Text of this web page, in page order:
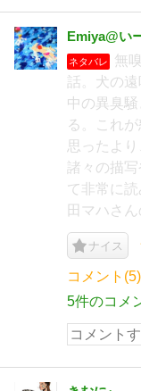
Emiya@い
ネタバレ
無
話。犬の
中の異臭
る。これ
思ったよ
諸々の描
て非常に
田マハさ
ナイス
コメント(5)
5件のコメ